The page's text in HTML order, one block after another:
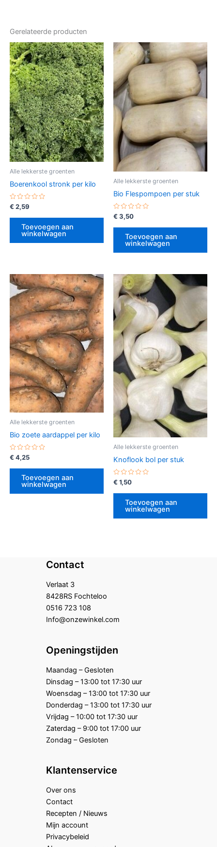
Gerelateerde producten
Alle lekkerste groenten
Boerenkool stronk per kilo
Gewaardeerd
0
uit
€ 2,59
Toevoegen aan
winkelwagen
Alle lekkerste groenten
Bio Flespompoen per stuk
Gewaardeerd
0
uit
€ 3,50
Toevoegen aan
winkelwagen
Alle lekkerste groenten
Bio zoete aardappel per kilo
Gewaardeerd
0
uit
€ 4,25
Toevoegen aan
winkelwagen
Alle lekkerste groenten
Knoflook bol per stuk
Gewaardeerd
0
uit
€ 1,50
Toevoegen aan
winkelwagen
Contact
Verlaat 3
8428RS Fochteloo
0516 723 108
Info@onzewinkel.com
Openingstijden
Maandag – Gesloten
Dinsdag – 13:00 tot 17:30 uur
Woensdag – 13:00 tot 17:30 uur
Donderdag – 13:00 tot 17:30 uur
Vrijdag – 10:00 tot 17:30 uur
Zaterdag – 9:00 tot 17:00 uur
Zondag – Gesloten
Klantenservice
Over ons
Contact
Recepten / Nieuws
Mijn account
Privacybeleid